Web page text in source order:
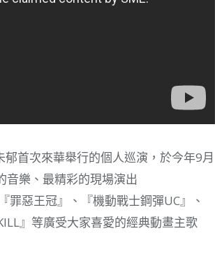
首次來華舉行的個人巡演，於今年9月
音樂、最精彩的現場演出
惡王冠』、『機動戰士鋼彈UC』、
』等廣受大家喜愛的經典動畫主歌